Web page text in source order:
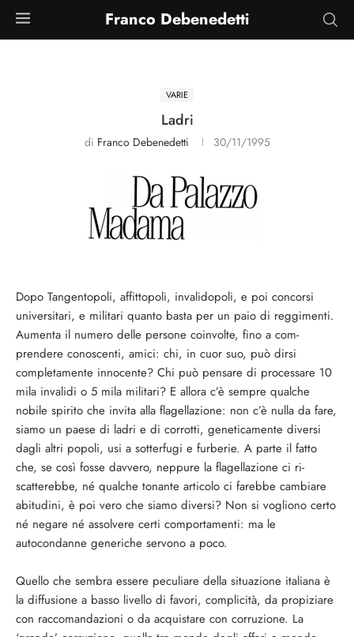
Franco Debenedetti
VARIE
Ladri
di Franco Debenedetti 30/11/1995
Dopo Tangentopoli, affittopoli, invalidopoli, e poi concorsi
univer­sitari, e militari quanto basta per un paio di reggi­menti.
Aumenta il numero delle persone coinvol­te, fino a com­
prendere conoscenti, amici: chi, in cuor suo, può dir­si
completamente innocente? Chi può pensare di processare 10
mi­la invalidi o 5 mila militari? E allora c’è sempre qualche
nobile spirito che invita alla flagellazione: non c’è nulla da fare,
siamo un paese di ladri e di corrotti, geneticamente diversi
dagli altri popoli, usi a sotterfugi e furberie. A parte il fatto
che, se così fosse dav­vero, neppure la flagellazione ci ri­
scatterebbe, né qualche tonante artico­lo ci farebbe cambiare
abitudini, è poi vero che siamo diversi? Non si vogliono certo
né negare né assolvere certi comportamenti: ma le
autocondan­ne generiche servono a poco.
Quello che sembra essere peculiare del­la situazione italiana è
la diffusione a basso livello di favori, complicità, da propiziare
con raccomandazioni o da acquistare con corruzione. La